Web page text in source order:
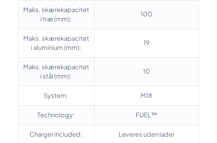
Maks. skærekapacitet
i træ (mm):
100
Maks. skærekapacitet
i aluminium (mm):
19
Maks. skærekapacitet
i stål (mm):
10
System: M18
Technology: FUEL™
Charger included: Leveres uden lader